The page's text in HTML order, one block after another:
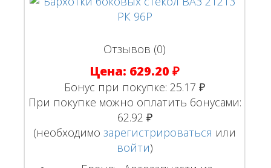
Отзывов (0)
Цена: 629.20 ₽
Бонус при покупке:25.17 ₽
При покупке можно оплатить бонусами:
62.92 ₽
(необходимозарегистрироваться или
войти)